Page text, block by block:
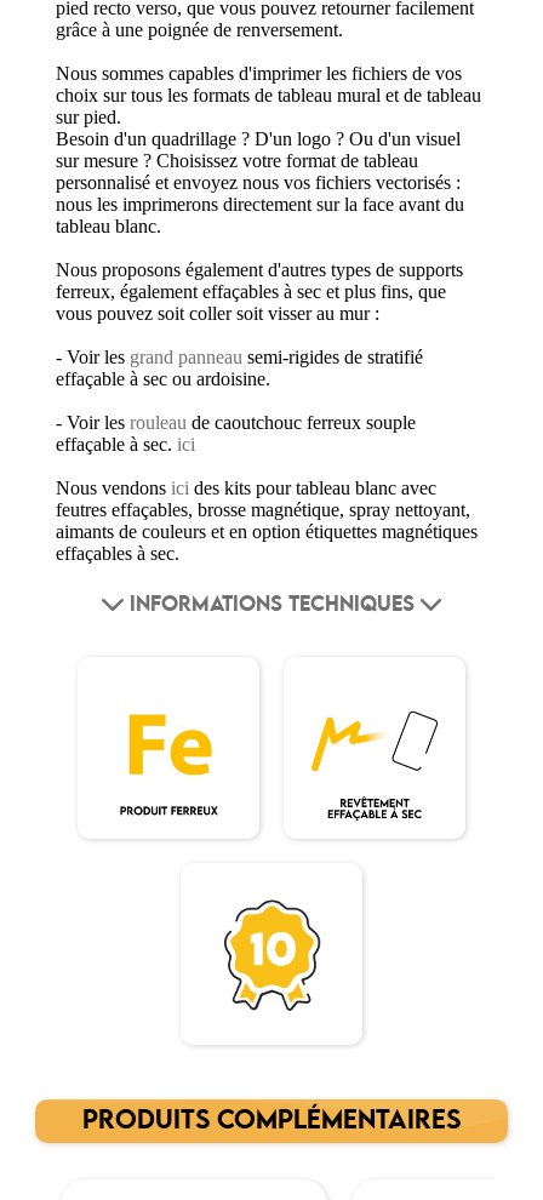
pied recto verso, que vous pouvez retourner facilement
grâce à une poignée de renversement.
Nous sommes capables d'imprimer les fichiers de vos
choix sur tous les formats de tableau mural et de tableau
sur pied.
Besoin d'un quadrillage ? D'un logo ? Ou d'un visuel
sur mesure ? Choisissez votre format de tableau
personnalisé et envoyez nous vos fichiers vectorisés :
nous les imprimerons directement sur la face avant du
tableau blanc.
Nous proposons également d'autres types de supports
ferreux, également effaçables à sec et plus fins, que
vous pouvez soit coller soit visser au mur :
- Voir les grand panneau semi-rigides de stratifié
effaçable à sec ou ardoisine.
- Voir lesrouleau de caoutchouc ferreux souple
effaçable à sec.ici
Nous vendonsici des kits pour tableau blanc avec
feutres effaçables, brosse magnétique, spray nettoyant,
aimants de couleurs et en option étiquettes magnétiques
effaçables à sec.
INFORMATIONS TECHNIQUES
PRODUITS COMPLÉMENTAIRES